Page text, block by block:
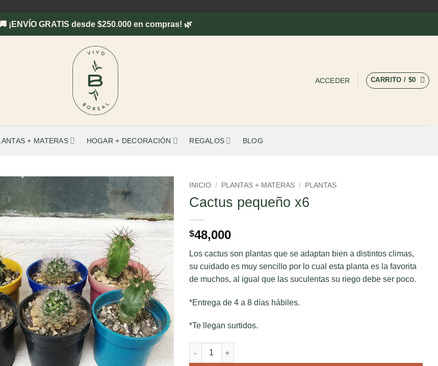
¡ENVÍO GRATIS desde $250.000 en compras! 🌿
ACCEDER CARRITO / $0
+ MATERAS HOGAR + DECORACIÓN REGALOS BLOG
INICIO / PLANTAS + MATERAS / PLANTAS
Cactus pequeño x6
$48,000
Los cactus son plantas que se adaptan bien a distintos climas,
su cuidado es muy sencillo por lo cual esta planta es la favorita
de muchos, al igual que las suculentas su riego debe ser poco.
*Entrega de 4 a 8 días hábiles.
*Te llegan surtidos.
Cactus pequeño x6 cantidad